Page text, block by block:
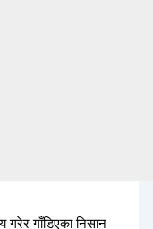
गरेर गाँडिएका निसान